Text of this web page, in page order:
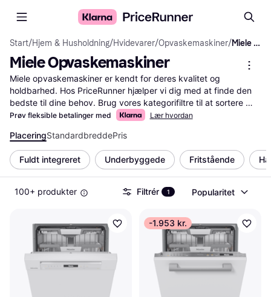
Start/Hjem & Husholdning/Hvidevarer/Opvaskemaskiner/ Miele Opvaskemaskiner
Miele Opvaskemaskiner
Miele opvaskemaskiner er kendt for deres kvalitet og
holdbarhed. Hos PriceRunner hjælper vi dig med at finde den
bedste til dine behov. Brug vores kategorifiltre til at sortere
efter pris, energiklasse, kapacitet og meget mere. Du kan
den bedste handel. Læs brugeranmeldelser for at få indsigt i
andres erfaringer med Miele opvaskemaskiner. Dette gør det
nemmere for dig at træffe den rigtige beslutning. Vi guider dig
gennem de mange muligheder, så du hurtigt og nemt kan finde
den perfekte opvaskemaskine til dit køkken. Start her for at
finde din nye Miele opvaskemaskine og få glæde af en effektiv
Mere om miele opvaskemaskiner »
Prøv fleksible betalinger med Lær hvordan
PlaceringStandardbreddePris
Fuldt integreret Underbyggede Fritstående
100+ produkter Filtrér 1 Popularitet
-1.953 kr.